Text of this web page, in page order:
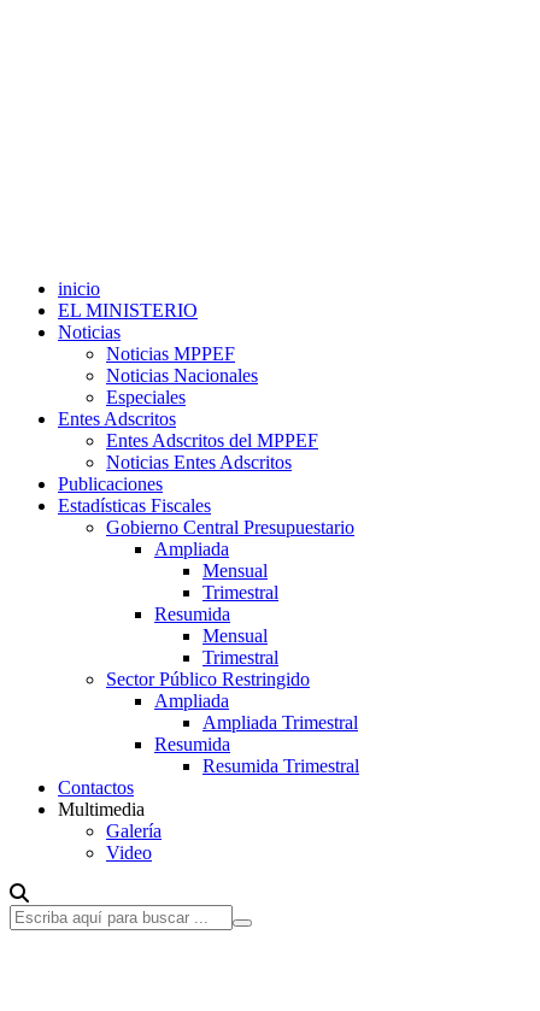
inicio
EL MINISTERIO
Noticias
Noticias MPPEF
Noticias Nacionales
Especiales
Entes Adscritos
Entes Adscritos del MPPEF
Noticias Entes Adscritos
Publicaciones
Estadísticas Fiscales
Gobierno Central Presupuestario
Ampliada
Mensual
Trimestral
Resumida
Mensual
Trimestral
Sector Público Restringido
Ampliada
Ampliada Trimestral
Resumida
Resumida Trimestral
Contactos
Multimedia
Galería
Video